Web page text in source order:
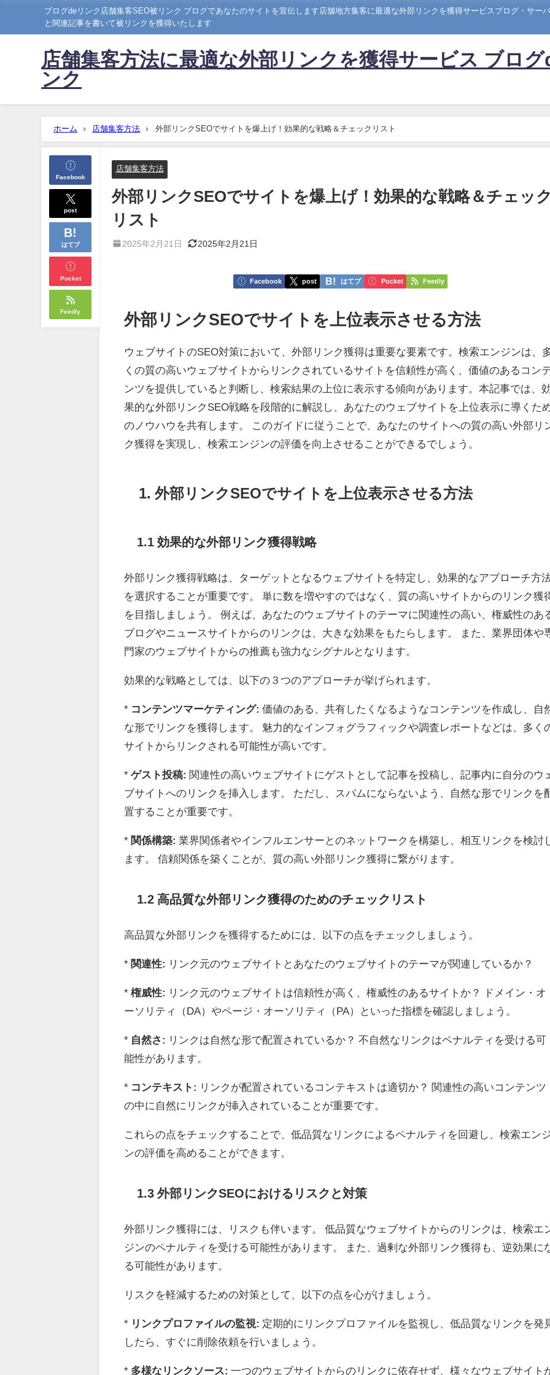
ブログdeリンク店舗集客SEO被リンク ブログであなたのサイトを宣伝します店舗地方集客に最適な外部リンクを獲得サービスブログ・サー
と関連記事を書いて被リンクを獲得いたします
店舗集客方法に最適な外部リンクを獲得サービス ブロ
ンク
ホーム 店舗集客方法 外部リンクSEOでサイトを爆上げ！効果的な戦略＆チェックリスト
Facebook
post
はてブ
Pocket
Feedly
店舗集客方法
外部リンクSEOでサイトを爆上げ！効果的な戦略＆チェッ
リスト
2025年2月21日 2025年2月21日
Facebook post はてブ Pocket Feedly
外部リンクSEOでサイトを上位表示させる方法
ウェブサイトのSEO対策において、外部リンク獲得は重要な要素です。検索エンジンは、
くの質の高いウェブサイトからリンクされているサイトを信頼性が高く、価値のあるコン
ンツを提供していると判断し、検索結果の上位に表示する傾向があります。本記事では、
果的な外部リンクSEO戦略を段階的に解説し、あなたのウェブサイトを上位表示に導くた
のノウハウを共有します。 このガイドに従うことで、あなたのサイトへの質の高い外部リ
ク獲得を実現し、検索エンジンの評価を向上させることができるでしょう。
1. 外部リンクSEOでサイトを上位表示させる方法
1.1 効果的な外部リンク獲得戦略
外部リンク獲得戦略は、ターゲットとなるウェブサイトを特定し、効果的なアプローチ方
を選択することが重要です。 単に数を増やすのではなく、質の高いサイトからのリンク獲
を目指しましょう。 例えば、あなたのウェブサイトのテーマに関連性の高い、権威性のあ
ブログやニュースサイトからのリンクは、大きな効果をもたらします。 また、業界団体や
門家のウェブサイトからの推薦も強力なシグナルとなります。
効果的な戦略としては、以下の３つのアプローチが挙げられます。
* コンテンツマーケティング: 価値のある、共有したくなるようなコンテンツを作成し、自
な形でリンクを獲得します。 魅力的なインフォグラフィックや調査レポートなどは、多く
サイトからリンクされる可能性が高いです。
*ゲスト投稿: 関連性の高いウェブサイトにゲストとして記事を投稿し、記事内に自分のウ
ブサイトへのリンクを挿入します。 ただし、スパムにならないよう、自然な形でリンクを
置することが重要です。
* 関係構築: 業界関係者やインフルエンサーとのネットワークを構築し、相互リンクを検討
ます。 信頼関係を築くことが、質の高い外部リンク獲得に繋がります。
1.2 高品質な外部リンク獲得のためのチェックリスト
高品質な外部リンクを獲得するためには、以下の点をチェックしましょう。
* 関連性: リンク元のウェブサイトとあなたのウェブサイトのテーマが関連しているか？
*権威性: リンク元のウェブサイトは信頼性が高く、権威性のあるサイトか？ ドメイン・オ
ーソリティ（DA）やページ・オーソリティ（PA）といった指標を確認しましょう。
* 自然さ: リンクは自然な形で配置されているか？ 不自然なリンクはペナルティを受ける可
能性があります。
* コンテキスト: リンクが配置されているコンテキストは適切か？ 関連性の高いコンテンツ
の中に自然にリンクが挿入されていることが重要です。
これらの点をチェックすることで、低品質なリンクによるペナルティを回避し、検索エン
ンの評価を高めることができます。
1.3 外部リンクSEOにおけるリスクと対策
外部リンク獲得には、リスクも伴います。 低品質なウェブサイトからのリンクは、検索エ
ジンのペナルティを受ける可能性があります。 また、過剰な外部リンク獲得も、逆効果に
る可能性があります。
リスクを軽減するための対策として、以下の点を心がけましょう。
* リンクプロファイルの監視: 定期的にリンクプロファイルを監視し、低品質なリンクを発
したら、すぐに削除依頼を行いましょう。
* 多様なリンクソース: 一つのウェブサイトからのリンクに依存せず、様々なウェブサイト